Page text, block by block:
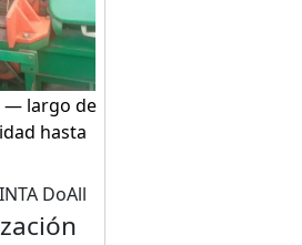
— largo de
hasta
DoAll